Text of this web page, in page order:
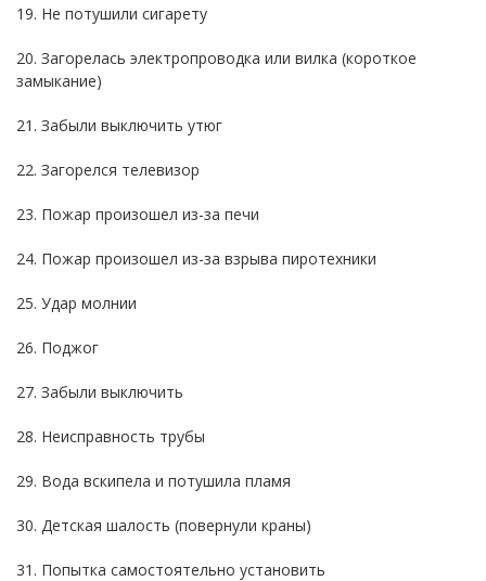
19. Не потушили сигарету
20. Загорелась электропроводка или вилка (короткое
замыкание)
21. Забыли выключить утюг
22. Загорелся телевизор
23. Пожар произошел из-за печи
24. Пожар произошел из-за взрыва пиротехники
25. Удар молнии
26. Поджог
27. Забыли выключить
28. Неисправность трубы
29. Вода вскипела и потушила пламя
30. Детская шалость (повернули краны)
31. Попытка самостоятельно установить